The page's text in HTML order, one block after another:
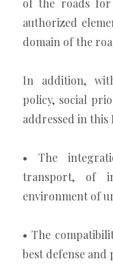
authorized
domain of the
In addition,
policy, social
addressed in this
• The
transport, of
environment of
• The
best defense